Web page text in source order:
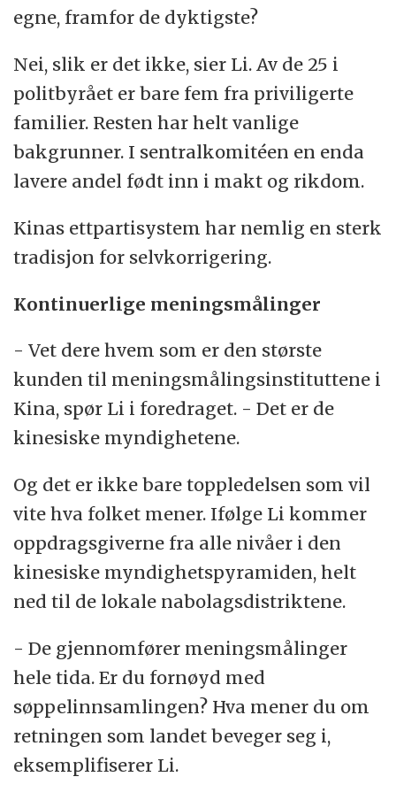
egne, framfor de dyktigste?
Nei, slik er det ikke, sier Li. Av de 25 i
politbyrået er bare fem fra priviligerte
familier. Resten har helt vanlige
bakgrunner. I sentralkomitéen en enda
lavere andel født inn i makt og rikdom.
Kinas ettpartisystem har nemlig en sterk
tradisjon for selvkorrigering.
Kontinuerlige meningsmålinger
- Vet dere hvem som er den største
kunden til meningsmålingsinstituttene i
Kina, spør Li i foredraget. - Det er de
kinesiske myndighetene.
Og det er ikke bare toppledelsen som vil
vite hva folket mener. Ifølge Li kommer
oppdragsgiverne fra alle nivåer i den
kinesiske myndighetspyramiden, helt
ned til de lokale nabolagsdistriktene.
- De gjennomfører meningsmålinger
hele tida. Er du fornøyd med
søppelinnsamlingen? Hva mener du om
retningen som landet beveger seg i,
eksemplifiserer Li.